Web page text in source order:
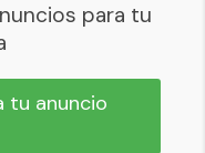
para tu
tu anuncio